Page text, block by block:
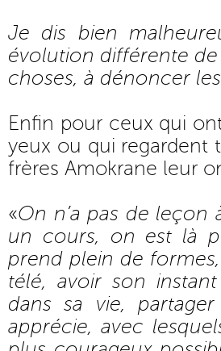
Je dis bien
évolution différente
choses, à dénoncer
Enfin pour ceux qui
yeux ou qui regardent
frères Amokrane leur
«On n’a pas de leçon
un cours, on est là
prend plein de
télé, avoir son
dans sa vie,
apprécie, avec